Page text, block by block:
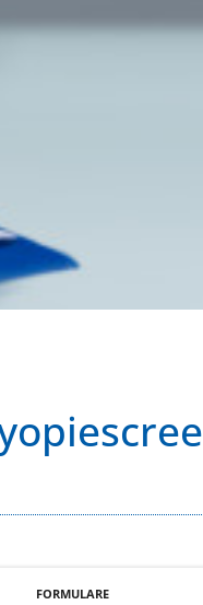
FORMULARE